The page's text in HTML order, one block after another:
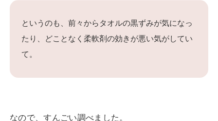
というのも、前々からタオルの黒ずみが気になっ
たり、どことなく柔軟剤の効きが悪い気がしてい
て。
なので、すんごい調べました。